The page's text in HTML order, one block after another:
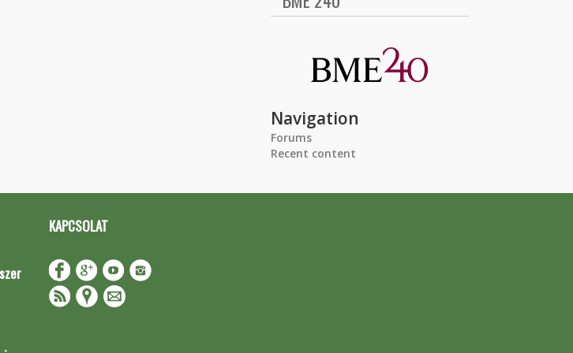
Navigation
Forums
Recent content
KAPCSOLAT